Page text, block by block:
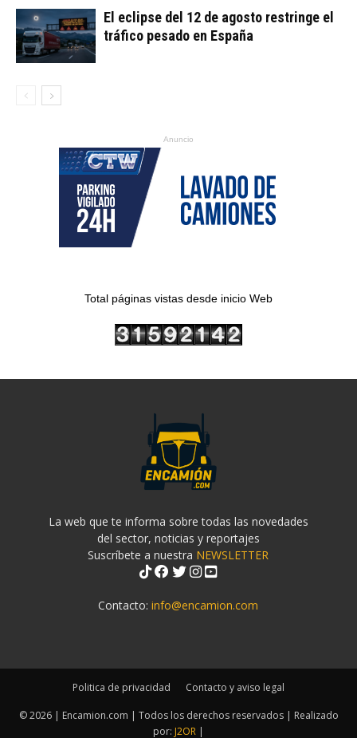
El eclipse del 12 de agosto restringe el
tráfico pesado en España
Anuncio
Total páginas vistas desde inicio Web
La web que te informa sobre todas las novedades
del sector, noticias y reportajes
Suscríbete a nuestra NEWSLETTER
Contacto:info@encamion.com
Politica de privacidad Contacto y aviso legal
© 2026 | Encamion.com | Todos los derechos reservados | Realizado
por: J2OR |